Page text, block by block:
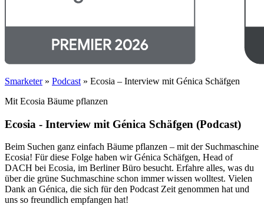
Smarketer» Podcast » Ecosia – Interview mit Génica Schäfgen
Mit Ecosia Bäume pflanzen
Ecosia - Interview mit Génica Schäfgen (Podcast)
Beim Suchen ganz einfach Bäume pflanzen – mit der Suchmaschine
Ecosia! Für diese Folge haben wir Génica Schäfgen, Head of
DACH bei Ecosia, im Berliner Büro besucht. Erfahre alles, was du
über die grüne Suchmaschine schon immer wissen wolltest. Vielen
Dank an Génica, die sich für den Podcast Zeit genommen hat und
uns so freundlich empfangen hat!